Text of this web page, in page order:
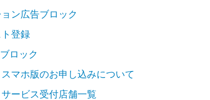
ン広告ブロック
登録
ロック
マホ版のお申し込みについて
ービス受付店舗一覧